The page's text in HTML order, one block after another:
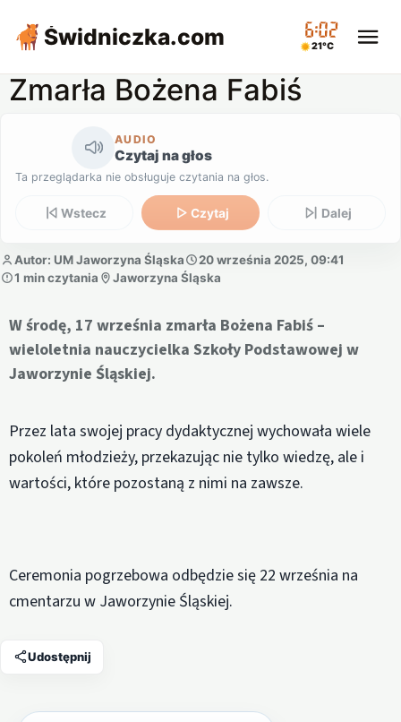
Świdniczka.com 06:02
21°C
Zmarła Bożena Fabiś
AUDIO
Czytaj na głos
Ta przeglądarka nie obsługuje czytania na głos.
Wstecz Czytaj Dalej
Autor: UM Jaworzyna Śląska
20 września 2025, 09:41
1 min czytania
Jaworzyna Śląska
W środę, 17 września zmarła Bożena Fabiś –
wieloletnia nauczycielka Szkoły Podstawowej w
Jaworzynie Śląskiej.
Przez lata swojej pracy dydaktycznej wychowała wiele
pokoleń młodzieży, przekazując nie tylko wiedzę, ale i
wartości, które pozostaną z nimi na zawsze.
Ceremonia pogrzebowa odbędzie się 22 września na
cmentarzu w Jaworzynie Śląskiej.
Udostępnij